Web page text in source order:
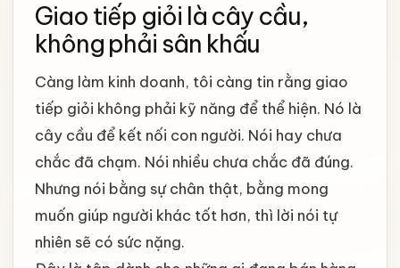
Giao tiếp giỏi là cây cầu,
không phải sân khấu
Càng làm kinh doanh, tôi càng tin rằng giao
tiếp giỏi không phải kỹ năng để thể hiện. Nó là
cây cầu để kết nối con người. Nói hay chưa
chắc đã chạm. Nói nhiều chưa chắc đã đúng.
Nhưng nói bằng sự chân thật, bằng mong
muốn giúp người khác tốt hơn, thì lời nói tự
nhiên sẽ có sức nặng.